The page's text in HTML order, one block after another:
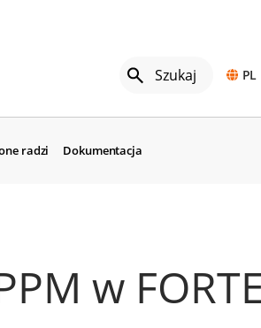
PL
radzi Dokumentacja
w